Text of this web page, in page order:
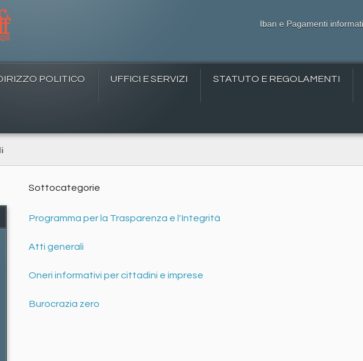
Iban e Pagamenti
POLITICO UFFICI E SERVIZI STATUTO E REGOLAMENTI
Sottocategorie
Programma per la Trasparenza e l'Integrità
Atti generali
Oneri informativi per cittadini e imprese
Burocrazia zero